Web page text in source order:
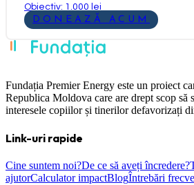
Obiectiv: 1.000 lei
DONEAZĂ ACUM
Fundația Premier Energy este un proiect
Republica Moldova care are drept scop să
interesele copiilor și tinerilor defavorizați
Link-uri rapide
Cine suntem noi?De ce să aveți încredere?
ajutorCalculator impactBlogÎntrebări